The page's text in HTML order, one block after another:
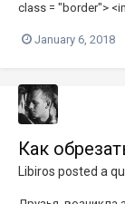
class = "border">
January 6, 2018
Как
Libiros posted a